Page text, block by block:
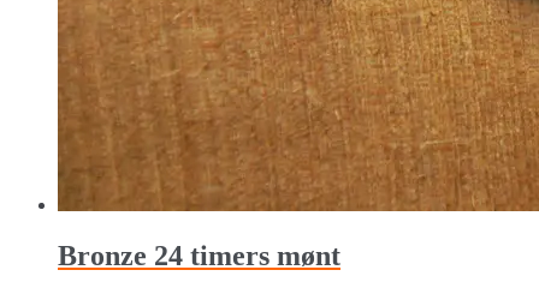
Bronze 24 timers mønt